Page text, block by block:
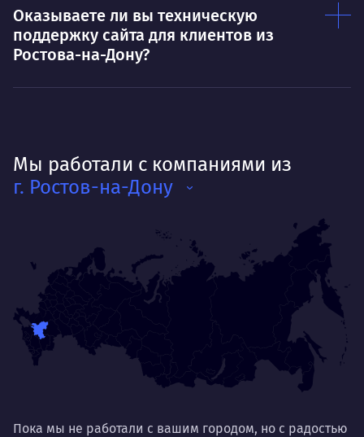
Оказываете ли вы техническую
поддержку сайта для клиентов из
Ростова-на-Дону?
Мы работали с компаниями из
г. Ростов-на-Дону
Пока мы не работали с вашим городом, но с радостью